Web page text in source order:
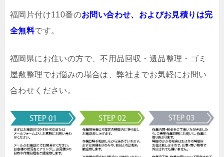
福岡片付け110番のお問い合わせ、およびお見積りは完
全無料です。
福岡県にお住いの方で、不用品回収・遺品整理・ゴミ
屋敷整理でお悩みの場合は、弊社までお気軽にお問い
合わせください。